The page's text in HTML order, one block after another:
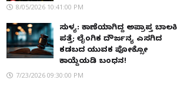
8/05/2026 10:41:00 PM
ಸುಳ್ಯ: ಕಾಣೆಯಾಗಿದ್ದ ಅಪ್ರಾಪ್ತ ಬಾಲಕಿ
ಪತ್ತೆ; ಲೈಂಗಿಕ ದೌರ್ಜನ್ಯ ಎಸಗಿದ
ಕಡಬದ ಯುವಕ ಪೋಕ್ಸೋ
ಕಾಯ್ದೆಯಡಿ ಬಂಧನ!
7/23/2026 09:30:00 PM